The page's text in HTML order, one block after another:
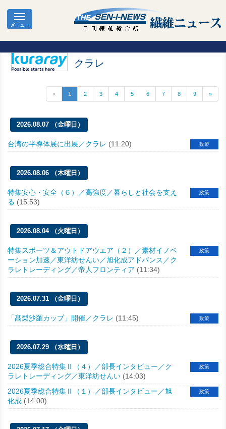
クラレ
« 1 2 3 4 5 6 7 8 9 »
2026.08.07 （金曜日）
台湾の半導体展に出展／クラレ (11:20) 政策
2026.08.06 （木曜日）
特集安心・安全（６）／高強度／暮らしと社会を支え
る (15:53)
政策
2026.08.04 （火曜日）
特集スポーツ＆アウトドアウエア（２）／素材イノベ
ーション加速／東洋紡せんい／旭化成アドバンス／ク
ラレトレーディング／帝人フロンティア (11:34)
政策
2026.07.31 （金曜日）
「髙梨沙羅カップ」開催／クラレ (11:45) 政策
2026.07.29 （水曜日）
2026夏季総合特集Ⅱ（４）／部長インタビュー／ク
ラレトレーディング／東洋紡せんい (14:03)
政策
2026夏季総合特集Ⅱ（１）／部長インタビュー／旭
化成 (14:00)
政策